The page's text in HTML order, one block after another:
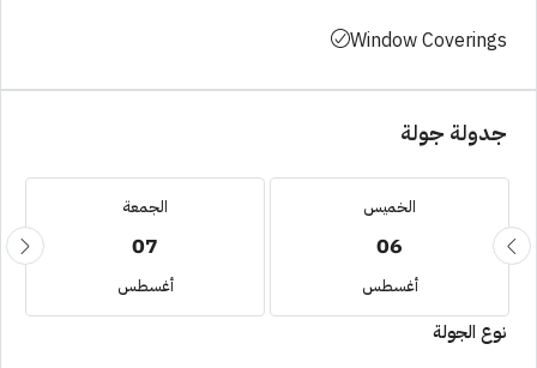
Window Coverings
جدولة جولة
الخميس
06
أغسطس
الجمعة
07
أغسطس
نوع الجولة